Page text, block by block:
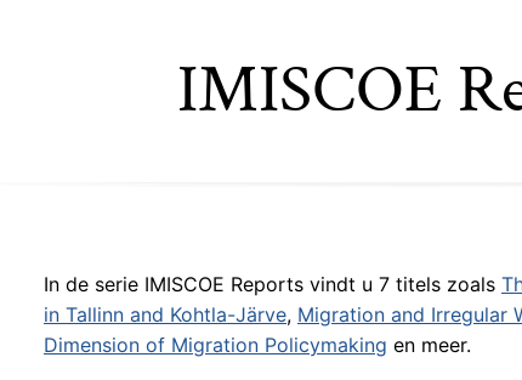
IMISCOE
In de serie IMISCOE Reports vindt u 7 titels zoals
in Tallinn and Kohtla-Järve, Migration and Irregular
Dimension of Migration Policymaking en meer.